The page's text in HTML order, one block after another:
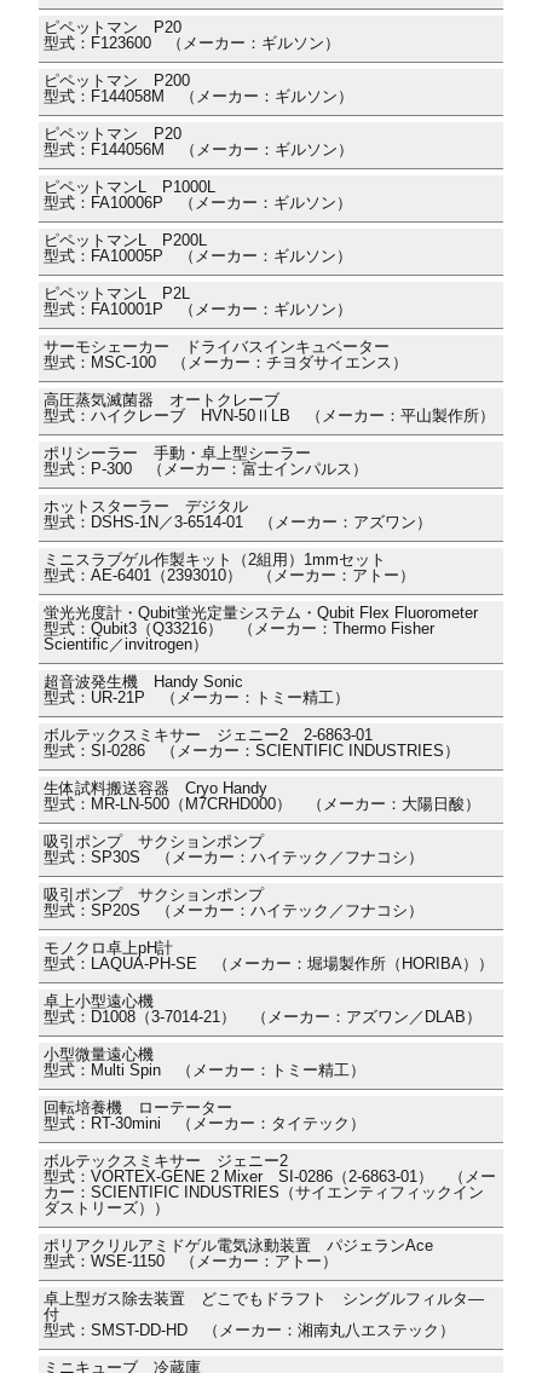
ピペットマン P20
型式：F123600 （メーカー：ギルソン）
ピペットマン P200
型式：F144058M （メーカー：ギルソン）
ピペットマン P20
型式：F144056M （メーカー：ギルソン）
ピペットマンL P1000L
型式：FA10006P （メーカー：ギルソン）
ピペットマンL P200L
型式：FA10005P （メーカー：ギルソン）
ピペットマンL P2L
型式：FA10001P （メーカー：ギルソン）
サーモシェーカー ドライバスインキュベーター
型式：MSC-100 （メーカー：チヨダサイエンス）
高圧蒸気滅菌器 オートクレーブ
型式：ハイクレーブ HVN-50ⅡLB （メーカー：平山製作所）
ポリシーラー 手動・卓上型シーラー
型式：P-300 （メーカー：富士インパルス）
ホットスターラー デジタル
型式：DSHS-1N／3-6514-01 （メーカー：アズワン）
ミニスラブゲル作製キット（2組用）1mmセット
型式：AE-6401（2393010） （メーカー：アトー）
蛍光光度計・Qubit蛍光定量システム・Qubit Flex Fluorometer
型式：Qubit3（Q33216） （メーカー：Thermo Fisher
Scientific／invitrogen）
超音波発生機 Handy Sonic
型式：UR-21P （メーカー：トミー精工）
ボルテックスミキサー ジェニー2 2-6863-01
型式：SI-0286 （メーカー：SCIENTIFIC INDUSTRIES）
生体試料搬送容器 Cryo Handy
型式：MR-LN-500（M7CRHD000） （メーカー：大陽日酸）
吸引ポンプ サクションポンプ
型式：SP30S （メーカー：ハイテック／フナコシ）
吸引ポンプ サクションポンプ
型式：SP20S （メーカー：ハイテック／フナコシ）
モノクロ卓上pH計
型式：LAQUA-PH-SE （メーカー：堀場製作所（HORIBA））
卓上小型遠心機
型式：D1008（3-7014-21） （メーカー：アズワン／DLAB）
小型微量遠心機
型式：Multi Spin （メーカー：トミー精工）
回転培養機 ローテーター
型式：RT-30mini （メーカー：タイテック）
ボルテックスミキサー ジェニー2
型式：VORTEX-GENE 2 Mixer SI-0286（2-6863-01） （メー
カー：SCIENTIFIC INDUSTRIES（サイエンティフィックイン
ダストリーズ））
ポリアクリルアミドゲル電気泳動装置 パジェランAce
型式：WSE-1150 （メーカー：アトー）
卓上型ガス除去装置 どこでもドラフト シングルフィルタ―
付
型式：SMST-DD-HD （メーカー：湘南丸八エステック）
ミニキューブ 冷蔵庫